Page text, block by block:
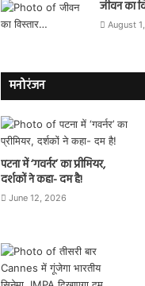
जीवन का
August
मनोरंजन
पटना में ‘गवर्नर’ का प्रीमियर,
दर्शकों ने कहा- दम है!
June 12, 2026